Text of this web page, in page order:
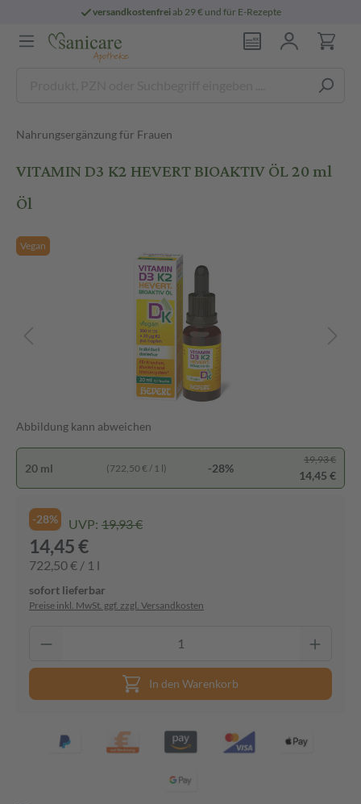
versandkostenfreiab 29 € und für E-Rezepte
Nahrungsergänzung für Frauen
VITAMIN D3 K2 HEVERT BIOAKTIV ÖL 20 ml
Öl
Vegan
Abbildung kann abweichen
20 ml (722,50 € / 1 l) -28%
19,93 €
14,45 €
-28% UVP: 19,93 €
14,45 €
722,50 € / 1 l
sofort lieferbar
Preise inkl. MwSt. ggf. zzgl. Versandkosten
In den Warenkorb